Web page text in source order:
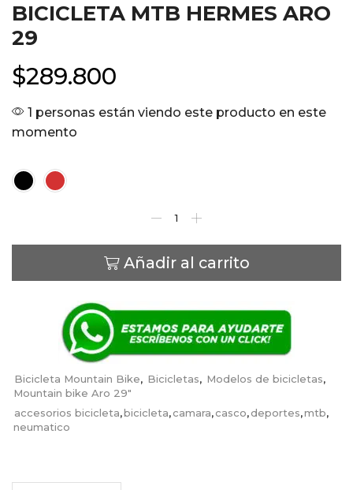
BICICLETA MTB HERMES ARO
29
$289.800
1 personas están viendo este producto en este
momento
Añadir al carrito
Bicicleta Mountain Bike, Bicicletas, Modelos de bicicletas,
Mountain bike Aro 29"
accesorios bicicleta,bicicleta,camara,casco,deportes,mtb,
neumatico